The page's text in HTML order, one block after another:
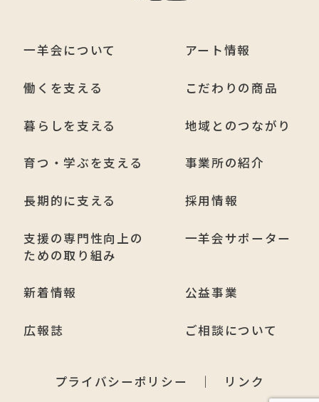
一羊会について
働くを支える
暮らしを支える
育つ・学ぶを支える
長期的に支える
支援の専門性向上の
ための取り組み
新着情報
広報誌
アート情報
こだわりの商品
地域とのつながり
事業所の紹介
採用情報
一羊会サポーター
公益事業
ご相談について
プライバシーポリシー リンク